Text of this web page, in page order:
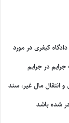
کیفری در مورد
جرایم در جرایم
انتقال مال غیر، سند
شده باشد